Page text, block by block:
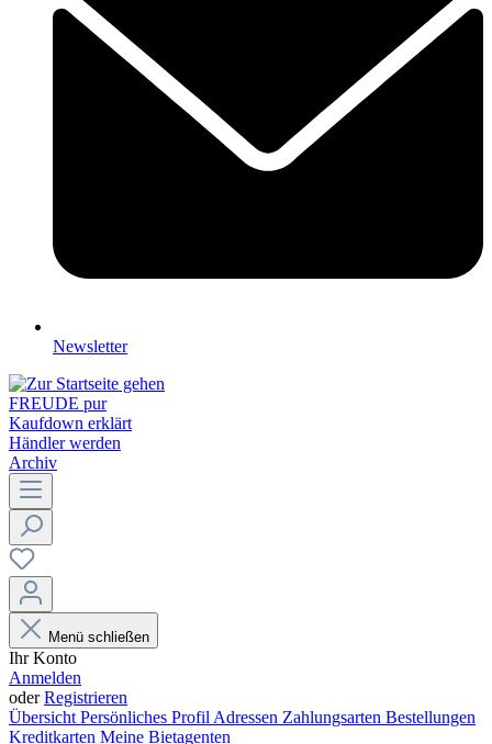
Newsletter
FREUDE pur
Kaufdown erklärt
Händler werden
Archiv
Menü schließen
Ihr Konto
Anmelden
oderRegistrieren
Übersicht Persönliches Profil Adressen Zahlungsarten Bestellungen
Kreditkarten Meine Bietagenten